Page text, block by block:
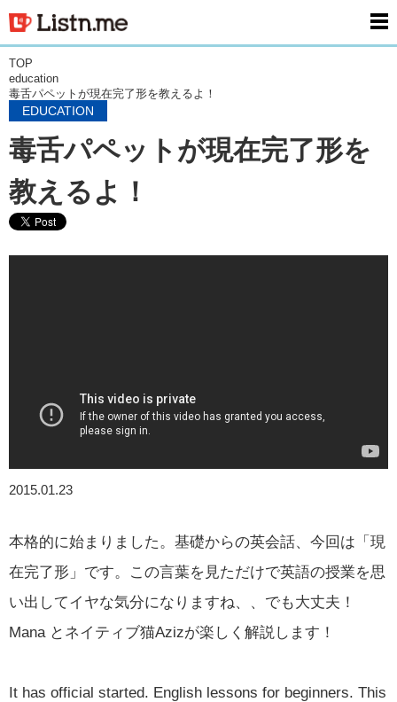
TOP
education
毒舌パペットが現在完了形を教えるよ！
EDUCATION
毒舌パペットが現在完了形を
教えるよ！
2015.01.23
本格的に始まりました。基礎からの英会話、今回は「現
在完了形」です。この言葉を見ただけで英語の授業を思
い出してイヤな気分になりますね、、でも大丈夫！
Mana とネイティブ猫Azizが楽しく解説します！
It has official started. English lessons for beginners. This